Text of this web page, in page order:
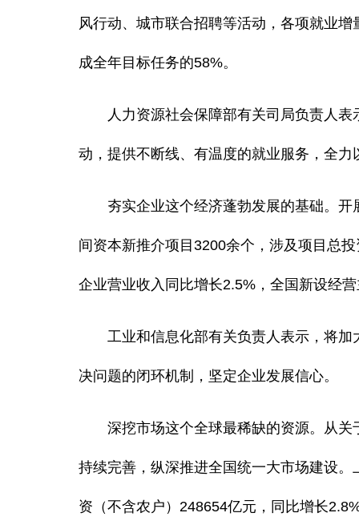
风行动、城市联合招聘等活动，各项就业
成全年目标任务的58%。
人力资源社会保障部有关司局负责人表
动，提供不断线、有温度的就业服务，全力
夯实企业这个经济蓬勃发展的基础。开
间资本新推介项目3200余个，涉及项目总
企业营业收入同比增长2.5%，全国新设经
工业和信息化部有关负责人表示，将加
决问题的闭环机制，坚定企业发展信心。
深挖市场这个全球最稀缺的资源。从关
持续完善，纵深推进全国统一大市场建设
资（不含农户）248654亿元，同比增长